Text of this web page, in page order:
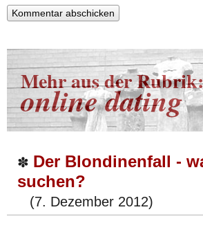
Mehr aus der Rubrik:
online dating
✽ Der Blondinenfall -
suchen?
(7. Dezember 2012)